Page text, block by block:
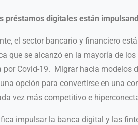
préstamos digitales están
el sector bancario y financiero
que se alcanzó en la mayoría de
por Covid-19. Migrar hacia modelos
opción para convertirse en una
vez más competitivo e
impulsar la banca digital y las